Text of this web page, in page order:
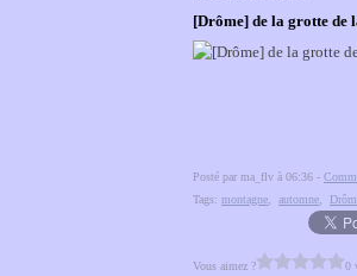
[Drôme] de la grotte de
Posté par ma_flv à 06:36 -
Tags: montagne automne
Vous aimez ? 0